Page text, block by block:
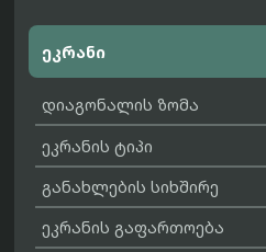
ეკრანი
დიაგონალის ზომა
ეკრანის ტიპი
განახლების სიხშირე
ეკრანის გაფართოება